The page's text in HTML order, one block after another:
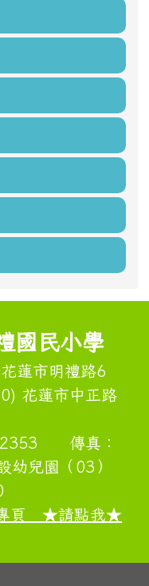
國民小學
蓮市明禮路6
花蓮市中正路
傳真：
兒園（03）
專頁 ★請點我★